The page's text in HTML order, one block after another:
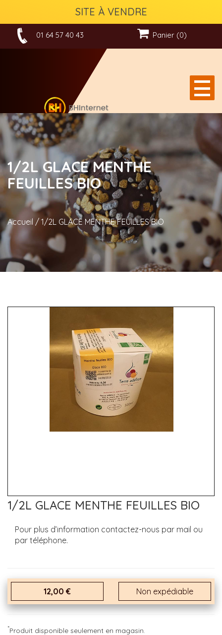
SITE À VENDRE
01 64 57 40 43 Panier (0)
1/2L GLACE MENTHE
FEUILLES BIO
Accueil / 1/2L GLACE MENTHE FEUILLES BIO
1/2L GLACE MENTHE FEUILLES BIO
Pour plus d’information contactez-nous par mail ou
par téléphone.
12,00 € Non expédiable
*Produit disponible seulement en magasin.